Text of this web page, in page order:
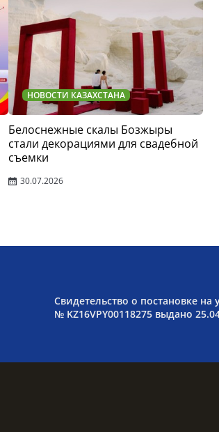
НОВОСТИ КАЗАХСТАНА
Белоснежные скалы Бозжыры
стали декорациями для свадебной
съемки
30.07.2026
Свидетельство о постановке на
№ KZ16VPY00118275 выдано